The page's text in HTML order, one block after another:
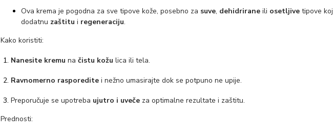
Ova krema je pogodna za sve tipove kože, posebno za suve, dehidrirane ili osetljive tipove
dodatnu zaštitu i regeneraciju.
Kako koristiti:
Nanesite kremu na čistu kožu lica ili tela.
Ravnomerno rasporedite i nežno umasirajte dok se potpuno ne upije.
Preporučuje se upotreba ujutro i uveče za optimalne rezultate i zaštitu.
Prednosti: